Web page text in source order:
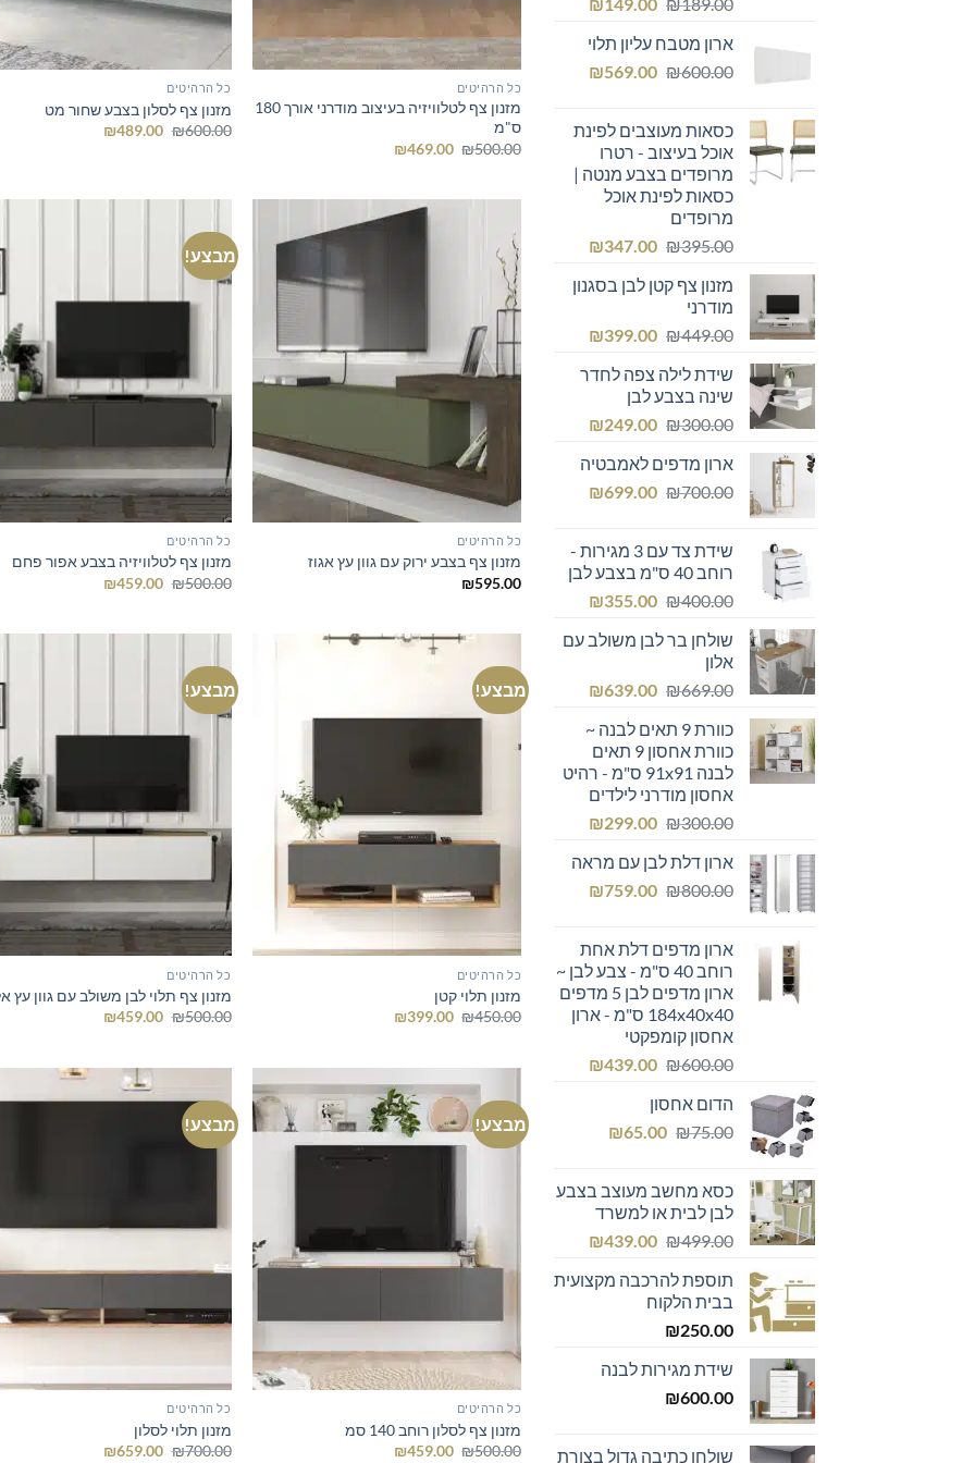
₪189.00
היה:
₪189.00.
₪149.00
הוא:
₪149.00.
ארון מטבח עליון תלוי
₪600.00
המחיר
₪600.00.
₪569.00
המחיר
₪569.00.כסאות מעוצבים לפינת
אוכל בעיצוב - רטרו
מרופדים בצבע מנטה |
כסאות לפינת אוכל
מרופדים
₪395.00
המחיר
היה:
₪347.00
המחיר
הוא:
מזנון צף קטן לבן בסגנון
מודרני
₪449.00
המחיר
היה:
₪449.00.
₪399.00
המחיר
הוא:שידת לילה צפה לחדר
שינה בצבע לבן
₪300.00
המחיר
היה:
₪300.00.
₪249.00
המחיר
הוא:
₪249.00.
ארון מדפים לאמבטיה
₪700.00
המחיר
₪700.00.
₪699.00
המחיר
₪699.00.שידת צד עם 3 מגירות -
רוחב 40 ס"מ בצבע לבן
₪400.00
המחיר
היה:
₪355.00
המחיר
הוא:
שולחן בר לבן משולב עם
אלון
₪669.00
המחיר
היה:
₪669.00.
₪639.00
המחיר
הוא:כוורת 9 תאים לבנה ~
כוורת אחסון 9 תאים
לבנה 91x91 ס"מ - רהיט
אחסון מודרני לילדים
₪300.00
המחיר
היה:
₪300.00.
₪299.00
המחיר
הוא:
₪299.00.
ארון דלת לבן עם מראה
₪800.00
המחיר
₪800.00.
₪759.00
המחיר
₪759.00.ארון מדפים דלת אחת
רוחב 40 ס"מ - צבע לבן ~
ארון מדפים לבן 5 מדפים
184x40x40 ס"מ - ארון
אחסון קומפקטי
₪600.00
המחיר
היה:
₪600.00.
₪439.00
המחיר
₪439.00.
הדום אחסון
₪75.00
המחיר
₪75.00.
₪65.00
המחיר
₪65.00.
כסא מחשב מעוצב בצבע
לבן לבית או למשרד
₪499.00
המחיר
היה:
₪499.00.
₪439.00
המחיר
הוא:
תוספת להרכבה מקצועית
בבית הלקוח
₪250.00
שידת מגירות לבנה
₪600.00
שולחן כתיבה גדול בצורת
כל הרהיטים
מזנון צף לטלוויזיה בעיצוב מודרני אורך 180
ס"מ
₪500.00
המחיר ₪469.00
כל הרהיטים
מזנון צף לסלון בצבע שחור מט
₪600.00
המחיר ₪489.00
המחיר
כל הרהיטים
מזנון צף בצבע ירוק עם גוון עץ אגוז
₪595.00
מבצע!
כל הרהיטים
מזנון צף לטלוויזיה בצבע אפור פחם
₪500.00
המחיר ₪459.00
המחיר
מבצע!
כל הרהיטים
מזנון תלוי קטן
₪450.00
המחיר ₪399.00
מבצע!
כל הרהיטים
מזנון צף תלוי לבן משולב עם גוון עץ
₪500.00
המחיר ₪459.00
המחיר
מבצע!
כל הרהיטים
מזנון צף לסלון רוחב 140 סמ
₪500.00
המחיר ₪459.00
מבצע!
כל הרהיטים
מזנון תלוי לסלון
₪700.00
המחיר ₪659.00
המחיר